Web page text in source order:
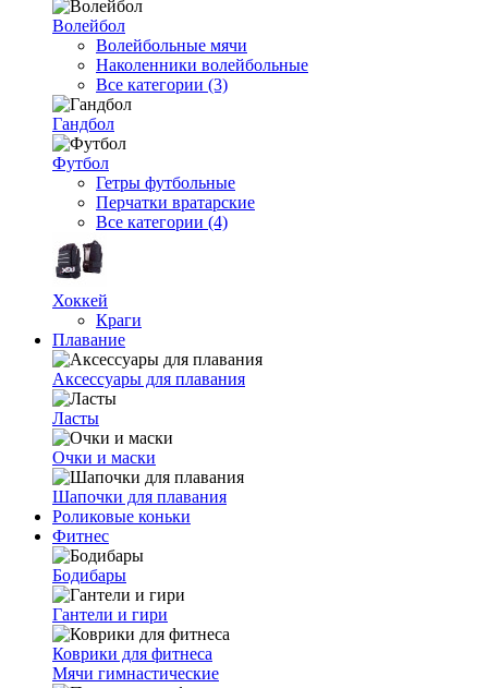
Волейбол
Волейбольные мячи
Наколенники волейбольные
Все категории (3)
Гандбол
Футбол
Гетры футбольные
Перчатки вратарские
Все категории (4)
Хоккей
Краги
Плавание
Аксессуары для плавания
Ласты
Очки и маски
Шапочки для плавания
Роликовые коньки
Фитнес
Бодибары
Гантели и гири
Коврики для фитнеса
Мячи гимнастические